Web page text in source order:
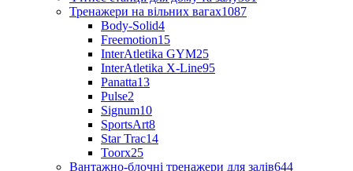
Тренажери на вільних вагах1087
Body-Solid4
Freemotion15
InterAtletika GYM25
InterAtletika X-Line95
Panatta13
Pulse2
Signum10
SportsArt8
Star Trac14
Toorx25
Вантажно-блочні тренажери для залів644